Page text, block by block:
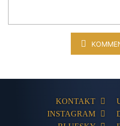
KONTAKT
INSTAGRAM